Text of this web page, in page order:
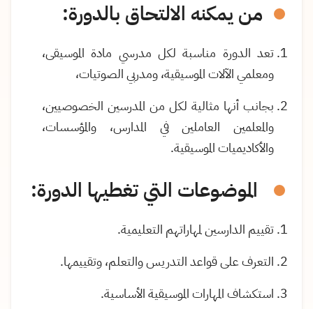
من يمكنه الالتحاق بالدورة:
تعد الدورة مناسبة لكل مدرسي مادة الموسيقى،
ومعلمي الآلات الموسيقية، ومدربي الصوتيات،
بجانب أنها مثالية لكل من المدرسين الخصوصيين،
والمعلمين العاملين في المدارس، والمؤسسات،
والأكاديميات الموسيقية.
الموضوعات التي تغطيها الدورة:
تقييم الدارسين لمهاراتهم التعليمية.
التعرف على قواعد التدريس والتعلم، وتقييمها.
استكشاف المهارات الموسيقية الأساسية.